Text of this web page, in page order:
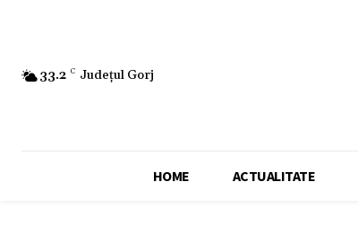
33.2 C Județul Gorj
HOME ACTUALITATE